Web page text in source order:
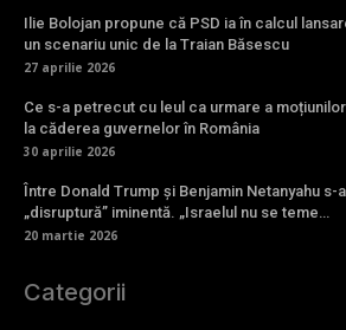
Ilie Bolojan propune că PSD ia în calcul
un scenariu unic de la Traian Băsescu
27 aprilie 2026
Ce s-a petrecut cu leul ca urmare a
la căderea guvernelor în România
30 aprilie 2026
Între Donald Trump și Benjamin Netanyahu
„disruptură” iminentă. „Israelul nu se teme…
20 martie 2026
Categorii